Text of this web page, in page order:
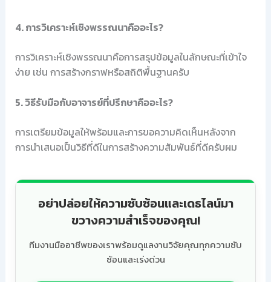
4. การวิเคราะห์เชิงพรรณนาคืออะไร?
การวิเคราะห์เชิงพรรณนาคือการสรุปข้อมูลในลักษณะที่เข้าใจ
ง่าย เช่น การสร้างกราฟหรือสถิติพื้นฐานครับ
5. วิธีรับมือกับอาจารย์ที่ปรึกษาคืออะไร?
การเตรียมข้อมูลให้พร้อมและการขอความคิดเห็นหลังจาก
การนำเสนอเป็นวิธีที่ดีในการสร้างความสัมพันธ์ที่ดีครับผม
อย่าปล่อยให้ความซับซ้อนและเดธไลน์มา
ขวางความสำเร็จของคุณ!
ทีมงานมืออาชีพของเราพร้อมดูแลงานวิจัยคุณทุกความซับ
ซ้อนและเร่งด่วน